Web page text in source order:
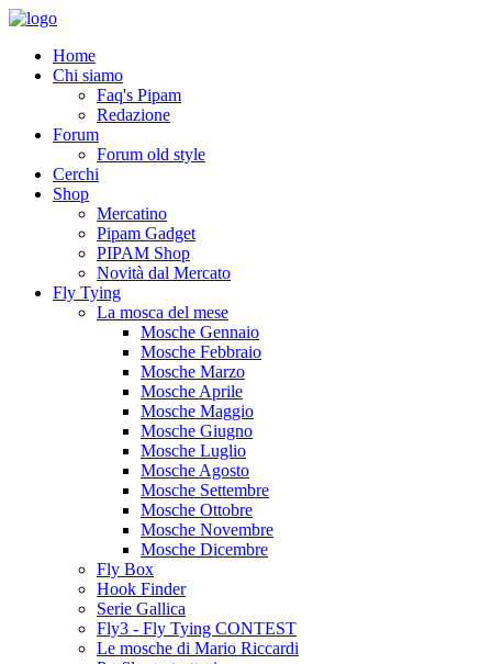
Home
Chi siamo
Faq's Pipam
Redazione
Forum
Forum old style
Cerchi
Shop
Mercatino
Pipam Gadget
PIPAM Shop
Novità dal Mercato
Fly Tying
La mosca del mese
Mosche Gennaio
Mosche Febbraio
Mosche Marzo
Mosche Aprile
Mosche Maggio
Mosche Giugno
Mosche Luglio
Mosche Agosto
Mosche Settembre
Mosche Ottobre
Mosche Novembre
Mosche Dicembre
Fly Box
Hook Finder
Serie Gallica
Fly3 - Fly Tying CONTEST
Le mosche di Mario Riccardi